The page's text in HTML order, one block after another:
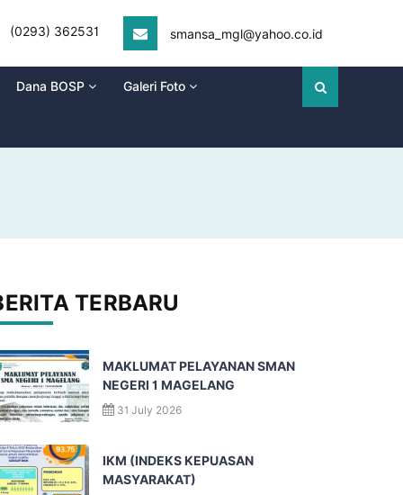
(0293) 362531 smansa_mgl@yahoo.co.id
Dana BOSP Galeri Foto
TERBARU
MAKLUMAT PELAYANAN SMAN
NEGERI 1 MAGELANG
31 July 2026
IKM (INDEKS KEPUASAN
MASYARAKAT)